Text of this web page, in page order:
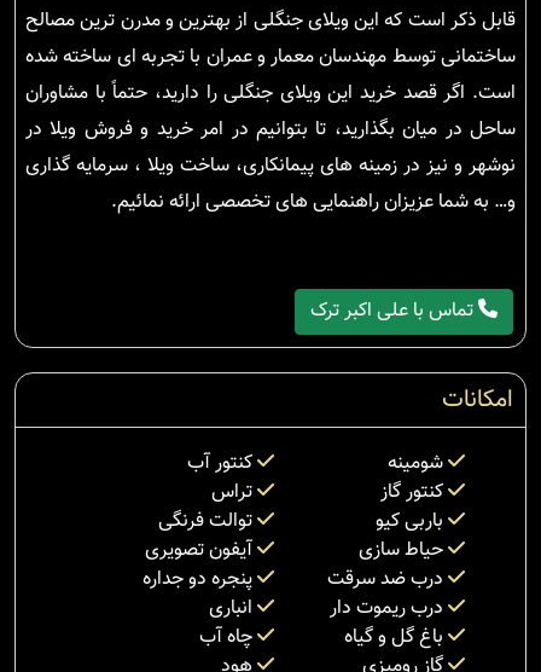
قابل ذکر است که این ویلای جنگلی از بهترین و مدرن ترین مصالح
ساختمانی توسط مهندسان معمار و عمران با تجربه ای ساخته شده
است. اگر قصد خرید این ویلای جنگلی را دارید، حتماً با مشاوران
ساحل در میان بگذارید، تا بتوانیم در امر خرید و فروش ویلا در
نوشهر و نیز در زمینه های پیمانکاری، ساخت ویلا ، سرمایه گذاری
و… به شما عزیزان راهنمایی های تخصصی ارائه نمائیم.
تماس با علی اکبر ترک
امکانات
شومینه
کنتور آب
کنتور گاز
تراس
باربی کیو
توالت فرنگی
حیاط سازی
آیفون تصویری
درب ضد سرقت
پنجره دو جداره
درب ریموت دار
انباری
باغ گل و گیاه
چاه آب